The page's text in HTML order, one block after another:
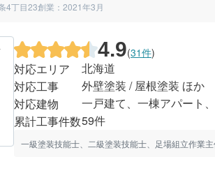
4丁目23創業：2021年3月
4.9(31件)
対応エリア
北海道
対応工事
外壁塗装 / 屋根塗装 ほか
対応建物
一戸建て、一棟アパート
累計工事件数59件
一級塗装技能士、二級塗装技能士、足場組立作業